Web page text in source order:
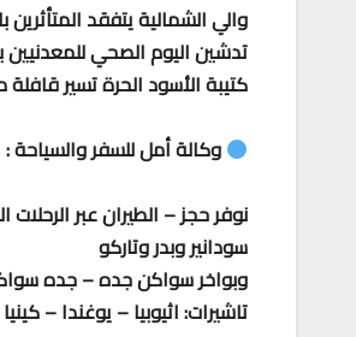
والي الشمالية يتفقد
تدشين اليوم الصحي للمعدنيين
كتيبة الأسود الحرة تسير
وكالة أمل للسفر والسياحة :
نوفر حجز – الطيران عبر الرحلات
سودانير وبدر وتاركو
وبواخر سواكن جده – جده
تاشيرات: اثيوبيا – يوغندا – كينيا